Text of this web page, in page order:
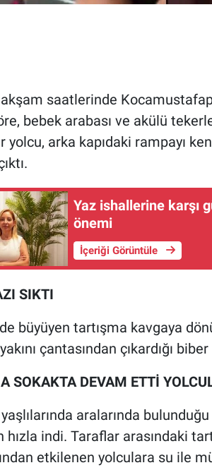
akşam saatlerinde
bebek arabası ve akülü
yolcu, arka kapıdaki rampayı
Yaz ishallerine karşı
önemi
İçeriği Görüntüle
SIKTI
büyüyen tartışma kavgaya
çantasından çıkardığı biber
SOKAKTA DEVAM ETTİ
aralarında
hızla indi. Taraflar arasındaki
etkilenen yolculara su ile